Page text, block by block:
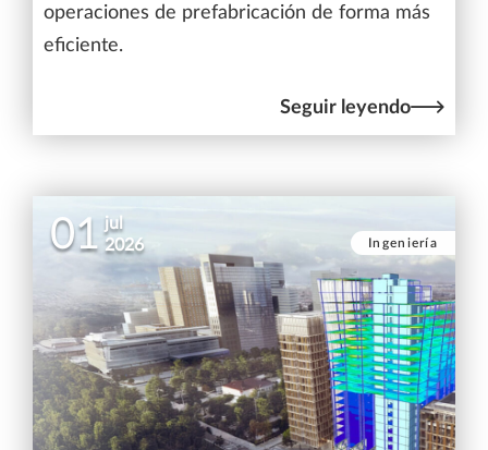
operaciones de prefabricación de forma más
eficiente.
Seguir leyendo
01 jul
2026
Ingeniería